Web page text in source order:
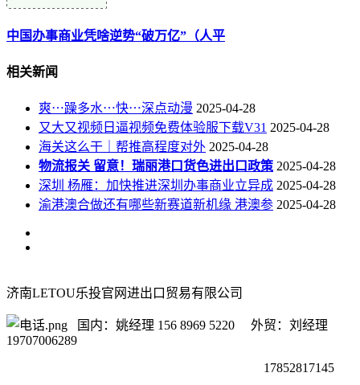
中国办事商业凭啥逆势“破万亿”（人平
相关新闻
爽⋯躁多水⋯快⋯深点动漫 2025-04-28
又大又视频日逼视频免费体验服下载V31 2025-04-28
海关这么干｜帮推高程度对外 2025-04-28
物流报关 留意！瑞丽港口货色进出口政策 2025-04-28
深圳 杨雁：加快推进深圳办事商业立异成 2025-04-28
渝港澳合做还有哪些新赛道新机缘 港澳参 2025-04-28
济南LETOU乐投官网进出口贸易有限公司
国内：姚经理 156 8969 5220 外贸：刘经理
19707006289
17852817145